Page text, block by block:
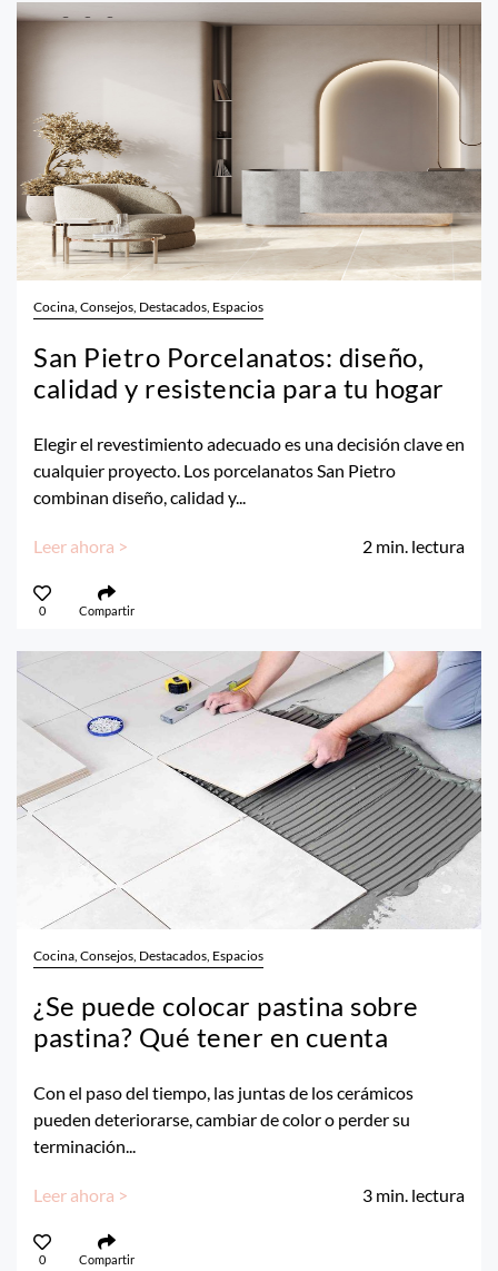
Cocina, Consejos, Destacados, Espacios
San Pietro Porcelanatos: diseño,
calidad y resistencia para tu hogar
Elegir el revestimiento adecuado es una decisión clave en
cualquier proyecto. Los porcelanatos San Pietro
combinan diseño, calidad y...
Leer ahora > 2 min. lectura
0 Compartir
Cocina, Consejos, Destacados, Espacios
¿Se puede colocar pastina sobre
pastina? Qué tener en cuenta
Con el paso del tiempo, las juntas de los cerámicos
pueden deteriorarse, cambiar de color o perder su
terminación...
Leer ahora > 3 min. lectura
0 Compartir